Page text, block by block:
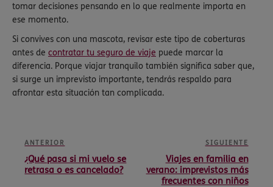
tomar decisiones pensando en lo que realmente importa en
ese momento.
Si convives con una mascota, revisar este tipo de coberturas
antes de contratar tu seguro de viaje puede marcar la
diferencia. Porque viajar tranquilo también significa saber que,
si surge un imprevisto importante, tendrás respaldo para
afrontar esta situación tan complicada.
ANTERIOR
¿Qué pasa si mi vuelo se
retrasa o es cancelado?
SIGUIENTE
Viajes en familia en
verano: imprevistos más
frecuentes con niños